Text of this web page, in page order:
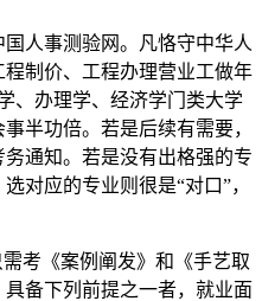
人事测验网。凡恪守中华人
制价、工程办理营业工做年
、办理学、经济学门类大学
半功倍。若是后续有需要，
通知。若是没有出格强的专
对应的专业则很是“对口”，
考《案例阐发》和《手艺取
备下列前提之一者，就业面